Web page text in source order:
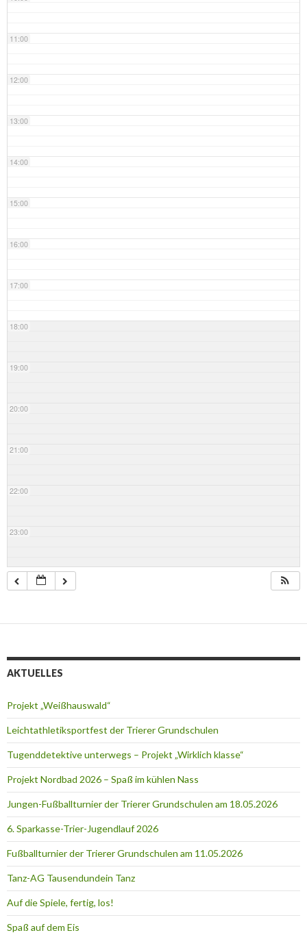
11:00
12:00
13:00
14:00
15:00
16:00
17:00
18:00
19:00
20:00
21:00
22:00
23:00
AKTUELLES
Projekt „Weißhauswald“
Leichtathletiksportfest der Trierer Grundschulen
Tugenddetektive unterwegs – Projekt „Wirklich klasse“
Projekt Nordbad 2026 – Spaß im kühlen Nass
Jungen-Fußballturnier der Trierer Grundschulen am 18.05.2026
6. Sparkasse-Trier-Jugendlauf 2026
Fußballturnier der Trierer Grundschulen am 11.05.2026
Tanz-AG Tausendundein Tanz
Auf die Spiele, fertig, los!
Spaß auf dem Eis